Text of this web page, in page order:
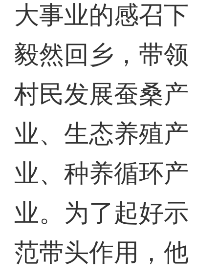
大事业的感召下
毅然回乡，带领
村民发展蚕桑产
业、生态养殖产
业、种养循环产
业。为了起好示
范带头作用，他